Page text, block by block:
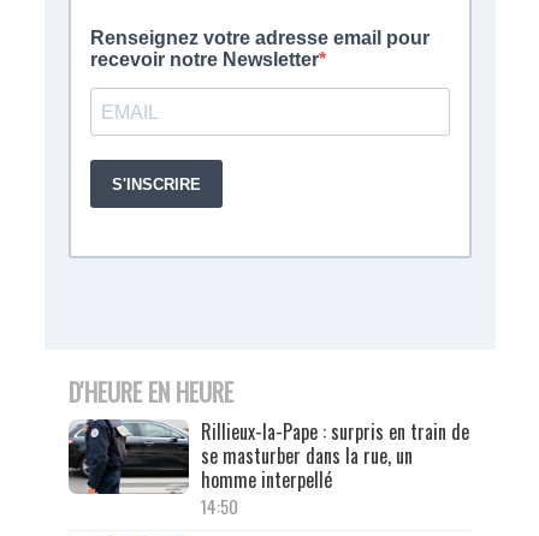
D'HEURE EN HEURE
Rillieux-la-Pape : surpris en train de
se masturber dans la rue, un
homme interpellé
14:50